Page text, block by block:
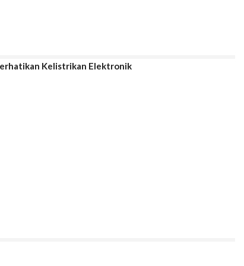
Kelistrikan Elektronik